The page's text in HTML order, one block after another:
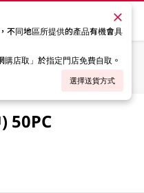
不同地區所提供的產品有機會具
店取」於指定門店免費自取。
選擇送貨方式
50PC